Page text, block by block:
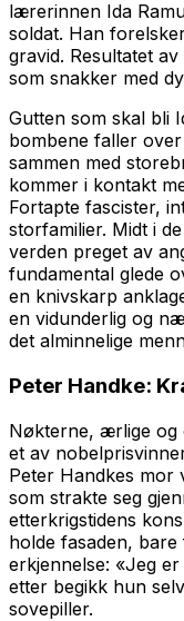
lærerinnen Ida
soldat. Han
gravid. Resultatet
som snakker med
Gutten som skal bli
bombene faller
sammen med
kommer i kontakt
Fortapte fascister,
storfamilier. Midt i
verden preget av
fundamental glede
en knivskarp
en vidunderlig og
det alminnelige
Peter Handke:
Nøkterne, ærlige og
et av
Peter Handkes mor
som strakte seg
etterkrigstidens
holde fasaden,
erkjennelse: «Jeg
etter begikk hun
sovepiller.